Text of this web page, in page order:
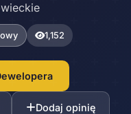
1,152
Dodaj opinię